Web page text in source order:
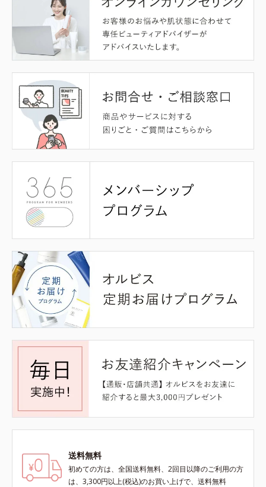
送料無料
初めての方は、全国送料無料、2回目以降のご利用の方
は、3,300円以上(税込)のお買い上げで、送料無料